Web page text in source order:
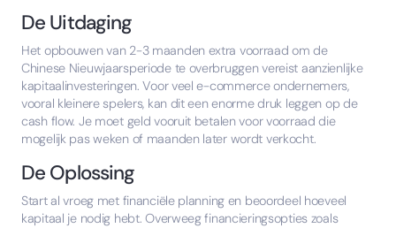
De Uitdaging
Het opbouwen van 2-3 maanden extra voorraad om de
Chinese Nieuwjaarsperiode te overbruggen vereist aanzienlijke
kapitaalinvesteringen. Voor veel e-commerce ondernemers,
vooral kleinere spelers, kan dit een enorme druk leggen op de
cash flow. Je moet geld vooruit betalen voor voorraad die
mogelijk pas weken of maanden later wordt verkocht.
De Oplossing
Start al vroeg met financiële planning en beoordeel hoeveel
kapitaal je nodig hebt. Overweeg financieringsopties zoals